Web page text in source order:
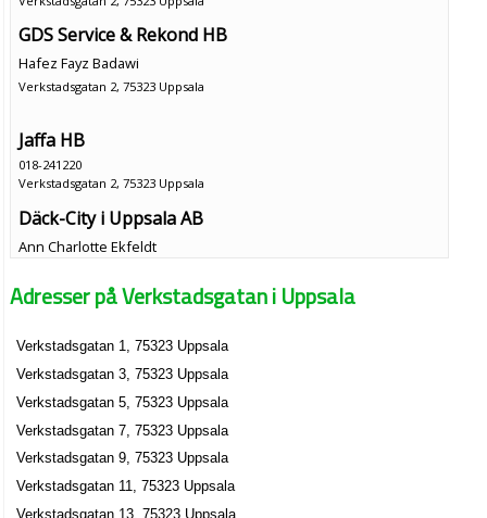
GDS Service & Rekond HB
Hafez Fayz Badawi
Verkstadsgatan 2, 75323 Uppsala
Jaffa HB
018-241220
Verkstadsgatan 2, 75323 Uppsala
Däck-City i Uppsala AB
Ann Charlotte Ekfeldt
Verkstadsgatan 2, 75323 Uppsala
Ann Charlotte Ekfeldt
018-122993
Verkstadsgatan 2, 75323 Uppsala
Jaffa AB
Zeiad Kamel Badewi
018-241220
Verkstadsgatan 2, 75323 Uppsala
Adresser på Verkstadsgatan i Uppsala
Verkstadsgatan 1, 75323 Uppsala
Verkstadsgatan 3, 75323 Uppsala
Verkstadsgatan 5, 75323 Uppsala
Verkstadsgatan 7, 75323 Uppsala
Verkstadsgatan 9, 75323 Uppsala
Verkstadsgatan 11, 75323 Uppsala
Verkstadsgatan 13, 75323 Uppsala